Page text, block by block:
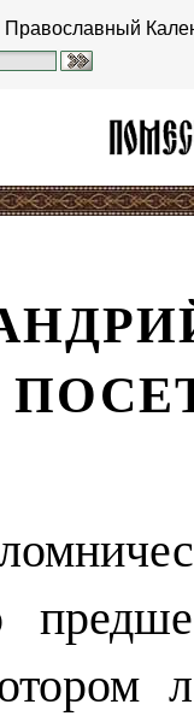
Православный